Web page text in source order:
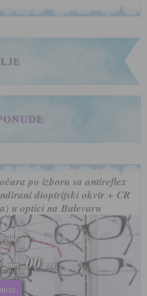
po izboru sa antireflex
dioptrijski okvir + CR
u optici na Bulevaru
min. 57 sek.
min. 57 sek.